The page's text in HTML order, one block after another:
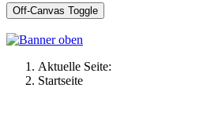
Off-Canvas Toggle
Aktuelle Seite:
Startseite